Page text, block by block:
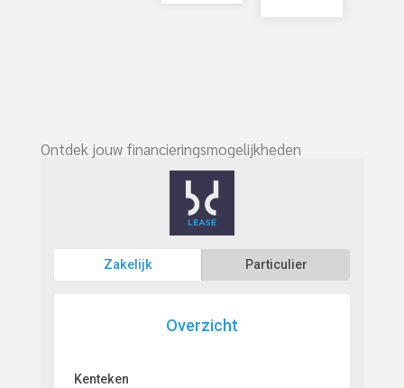
Ontdek jouw financieringsmogelijkheden